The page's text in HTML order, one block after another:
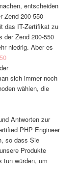
entscheiden
Zend 200-550
das IT-Zertifikat zu
der Zend 200-550
niedrig. Aber es
sich immer noch
wählen, die
Antworten zur
PHP Engineer
so dass Sie
Produkte
tun würden, um